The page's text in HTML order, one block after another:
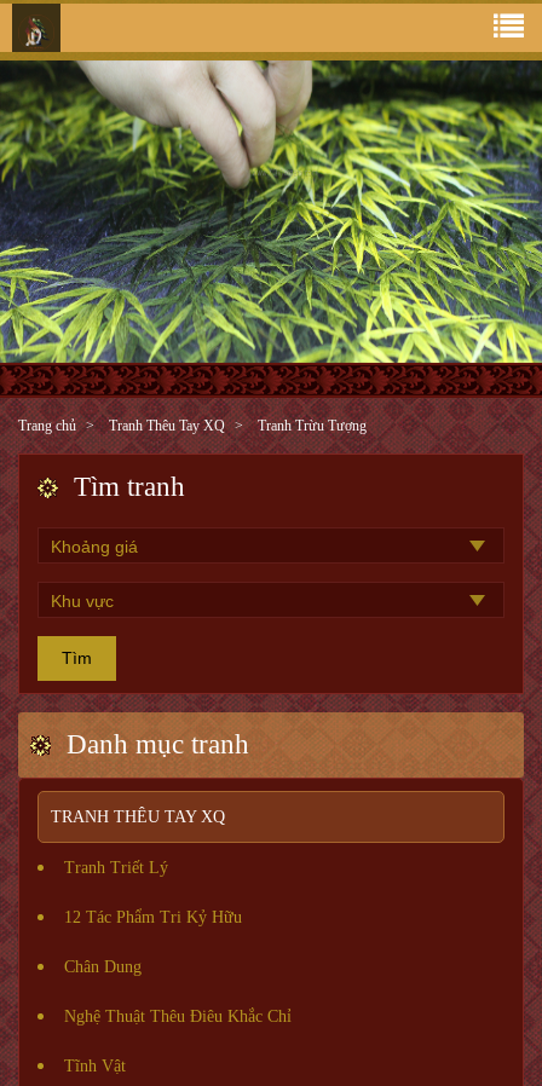
Trang chủ Tranh Thêu Tay XQ Tranh Trừu Tượng
Tìm tranh
Tìm
Danh mục tranh
TRANH THÊU TAY XQ
Tranh Triết Lý
12 Tác Phẩm Tri Kỷ Hữu
Chân Dung
Nghệ Thuật Thêu Điêu Khắc Chỉ
Tĩnh Vật